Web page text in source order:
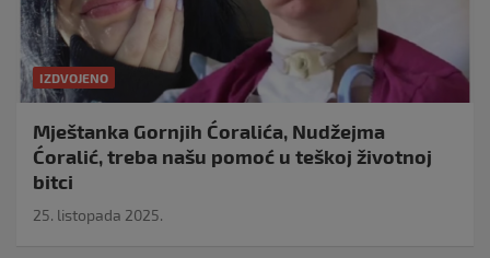
IZDVOJENO
Mještanka Gornjih Ćoralića, Nudžejma
Ćoralić, treba našu pomoć u teškoj životnoj
bitci
25. listopada 2025.